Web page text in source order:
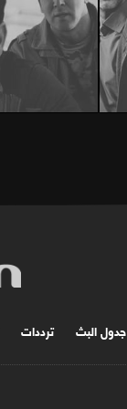
جدول البث ترددات